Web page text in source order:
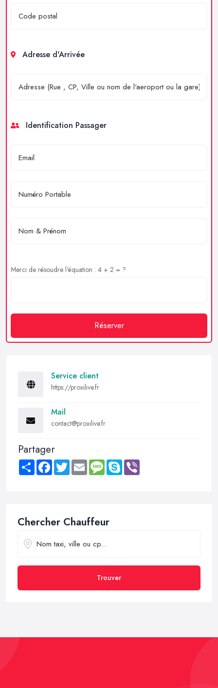
Adresse d'Arrivée
Identification Passager
Merci de résoudre l'équation : 4 + 2 = ?
Réserver
Service client
https://proxilive.fr
Mail
contact@proxilive.fr
Partager
Share FacebookTwitter Email MessageSkype
Chercher Chauffeur
Trouver